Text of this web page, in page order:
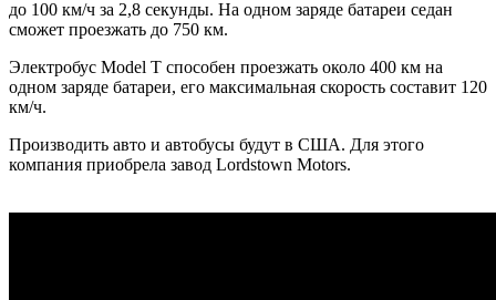
до 100 км/ч за 2,8 секунды. На одном заряде батареи седан
сможет проезжать до 750 км.
Электробус Model Т способен проезжать около 400 км на
одном заряде батареи, его максимальная скорость составит 120
км/ч.
Производить авто и автобусы будут в США. Для этого
компания приобрела завод Lordstown Motors.